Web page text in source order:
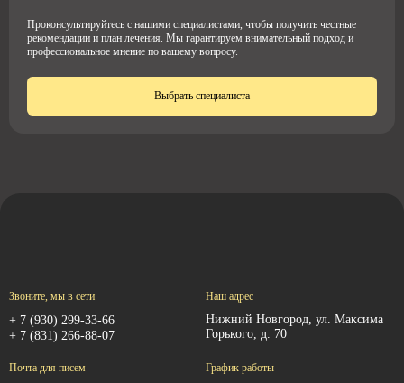
Проконсультируйтесь с нашими специалистами, чтобы получить честные
рекомендации и план лечения. Мы гарантируем внимательный подход и
профессиональное мнение по вашему вопросу.
Выбрать специалиста
Звоните, мы в сети
+ 7 (930) 299-33-66
+ 7 (831) 266-88-07
Наш адрес
Нижний Новгород, ул. Максима
Горького, д. 70
Почта для писем График работы